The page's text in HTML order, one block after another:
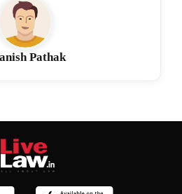
Pathak